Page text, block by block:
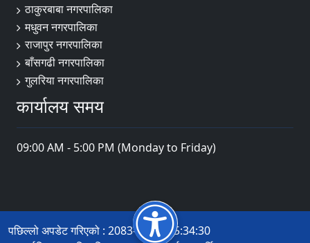
ठाकुरबाबा नगरपालिका
मधुवन नगरपालिका
राजापुर नगरपालिका
बाँसगढी नगरपालिका
गुलरिया नगरपालिका
कार्यालय समय
09:00 AM - 5:00 PM (Monday to Friday)
पछिल्लो अपडेट गरिएको : 2083-04-22 15:34:30